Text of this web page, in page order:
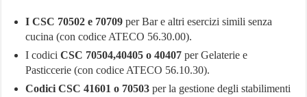
I CSC 70502 e 70709 per Bar e altri esercizi simili senza
cucina (con codice ATECO 56.30.00).
I codiciCSC 70504,40405 o 40407 per Gelaterie e
Pasticcerie (con codice ATECO 56.10.30).
Codici CSC 41601 o 70503 per la gestione degli stabilimenti